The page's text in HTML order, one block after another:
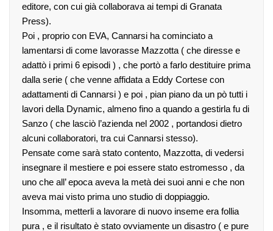
editore, con cui già collaborava ai tempi di Granata
Press).
Poi , proprio con EVA, Cannarsi ha cominciato a
lamentarsi di come lavorasse Mazzotta ( che diresse e
adattò i primi 6 episodi ) , che portò a farlo destituire prima
dalla serie ( che venne affidata a Eddy Cortese con
adattamenti di Cannarsi ) e poi , pian piano da un pò tutti i
lavori della Dynamic, almeno fino a quando a gestirla fu di
Sanzo ( che lasciò l’azienda nel 2002 , portandosi dietro
alcuni collaboratori, tra cui Cannarsi stesso).
Pensate come sarà stato contento, Mazzotta, di vedersi
insegnare il mestiere e poi essere stato estromesso , da
uno che all’ epoca aveva la metà dei suoi anni e che non
aveva mai visto prima uno studio di doppiaggio.
Insomma, metterli a lavorare di nuovo inseme era follia
pura , e il risultato è stato ovviamente un disastro ( e pure